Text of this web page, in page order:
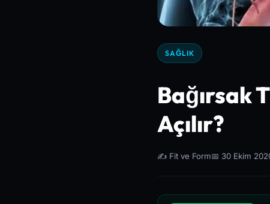
SAĞLIK
Bağırsak
Açılır?
✍️ Fit ve Form📅 30 Ekim